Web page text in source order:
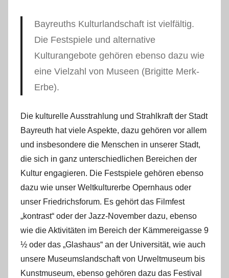
Bayreuths Kulturlandschaft ist vielfältig.
Die Festspiele und alternative
Kulturangebote gehören ebenso dazu wie
eine Vielzahl von Museen (Brigitte Merk-
Erbe).
Die kulturelle Ausstrahlung und Strahlkraft der Stadt
Bayreuth hat viele Aspekte, dazu gehören vor allem
und insbesondere die Menschen in unserer Stadt,
die sich in ganz unterschiedlichen Bereichen der
Kultur engagieren. Die Festspiele gehören ebenso
dazu wie unser Weltkulturerbe Opernhaus oder
unser Friedrichsforum. Es gehört das Filmfest
„kontrast“ oder der Jazz-November dazu, ebenso
wie die Aktivitäten im Bereich der Kämmereigasse 9
½ oder das „Glashaus“ an der Universität, wie auch
unsere Museumslandschaft von Urweltmuseum bis
Kunstmuseum, ebenso gehören dazu das Festival